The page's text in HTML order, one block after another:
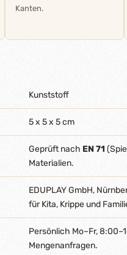
Kanten.
Kunststoff
5 x 5 x 5 cm
Geprüft nach EN 71
Materialien.
EDUPLAY GmbH,
für Kita, Krippe und
Persönlich Mo–Fr,
Mengenanfragen.